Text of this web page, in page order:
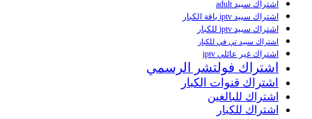
اشتراك سبيد adult
اشتراك سبيد iptv باقة الكبار
اشتراك سبيد iptv للكبار
اشتراك سبيد تي في للكبار
اشتراك غير عائلي iptv
اشتراك فولتشر الرسمي
اشتراك قنوات الكبار
اشتراك للبالغين
اشتراك للكبار